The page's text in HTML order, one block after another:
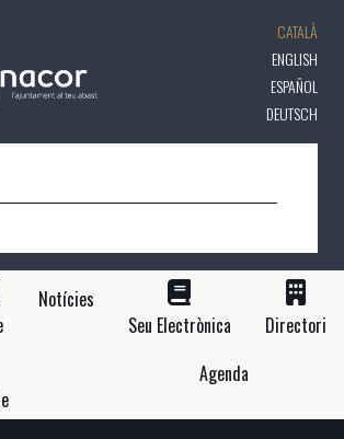
CATALÀ
ENGLISH
ESPAÑOL
DEUTSCH
Notícies
Seu Electrònica
Directori
Agenda